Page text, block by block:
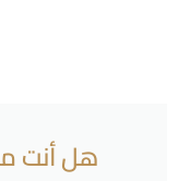
هل أنت